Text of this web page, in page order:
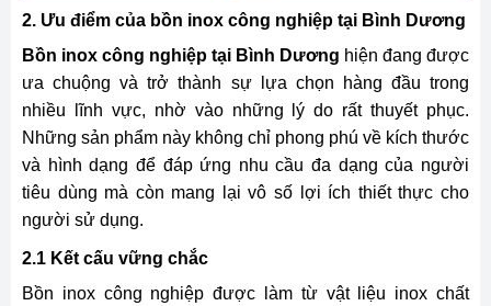
2. Ưu điểm của bồn inox công nghiệp tại Bình Dương
Bồn inox công nghiệp tại Bình Dương hiện đang được
ưa chuộng và trở thành sự lựa chọn hàng đầu trong
nhiều lĩnh vực, nhờ vào những lý do rất thuyết phục.
Những sản phẩm này không chỉ phong phú về kích thước
và hình dạng để đáp ứng nhu cầu đa dạng của người
tiêu dùng mà còn mang lại vô số lợi ích thiết thực cho
người sử dụng.
2.1 Kết cấu vững chắc
Bồn inox công nghiệp được làm từ vật liệu inox chất